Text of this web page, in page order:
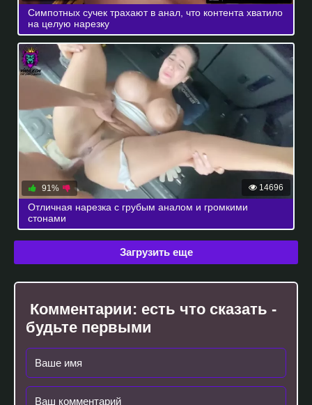
Симпотных сучек трахают в анал, что контента хватило
на целую нарезку
14696
91%
Отличная нарезка с грубым аналом и громкими
стонами
Загрузить еще
Комментарии: есть что сказать -
будьте первыми